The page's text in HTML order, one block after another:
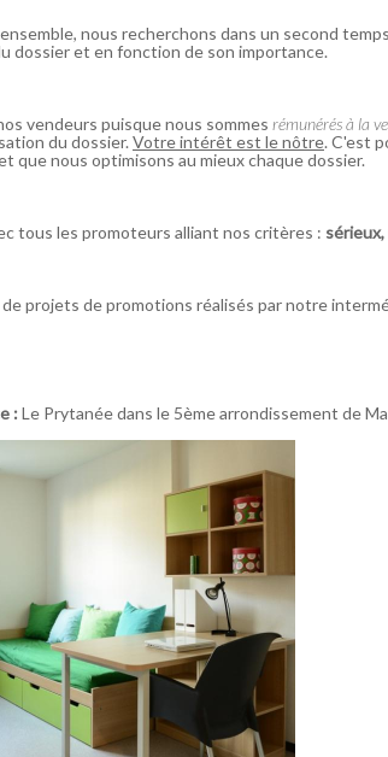
nous recherchons dans un second
dossier et en fonction de son importance.
vendeurs puisque nous sommes rémunérés à la
du dossier. Votre intérêt est le nôtre. C'est
que nous optimisons au mieux chaque dossier.
tous les promoteurs alliant nos critères :
projets de promotions réalisés par notre
: Le Prytanée dans le 5ème arrondissement de